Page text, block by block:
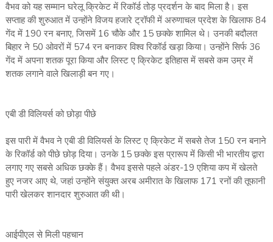
वैभव को यह सम्मान घरेलू क्रिकेट में रिकॉर्ड तोड़ प्रदर्शन के बाद मिला है। इस
सप्ताह की शुरुआत में उन्होंने विजय हजारे ट्रॉफी में अरुणाचल प्रदेश के खिलाफ 84
गेंद में 190 रन बनाए, जिसमें 16 चौके और 15 छक्के शामिल थे। उनकी बदौलत
बिहार ने 50 ओवरों में 574 रन बनाकर विश्व रिकॉर्ड खड़ा किया। उन्होंने सिर्फ 36
गेंद में अपना शतक पूरा किया और लिस्ट ए क्रिकेट इतिहास में सबसे कम उम्र में
शतक लगाने वाले खिलाड़ी बन गए।
एबी डी विलियर्स को छोड़ा पीछे
इस पारी में वैभव ने एबी डी विलियर्स के लिस्ट ए क्रिकेट में सबसे तेज 150 रन बनाने
के रिकॉर्ड को पीछे छोड़ दिया। उनके 15 छक्के इस प्रारूप में किसी भी भारतीय द्वारा
लगाए गए सबसे अधिक छक्के हैं। वैभव इससे पहले अंडर-19 एशिया कप में खेलते
हुए नजर आए थे, जहां उन्होंने संयुक्त अरब अमीरात के खिलाफ 171 रनों की तूफानी
पारी खेलकर शानदार शुरुआत की थी।
आईपीएल से मिली पहचान